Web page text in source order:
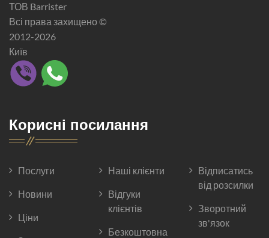
ТОВ Barrister
Всі права захищено ©
2012-2026
Київ
Корисні посилання
Послуги
Новини
Ціни
Наші клієнти
Відгуки
клієнтів
Безкоштовна
Відписатись
від розсилки
Зворотний
зв'язок